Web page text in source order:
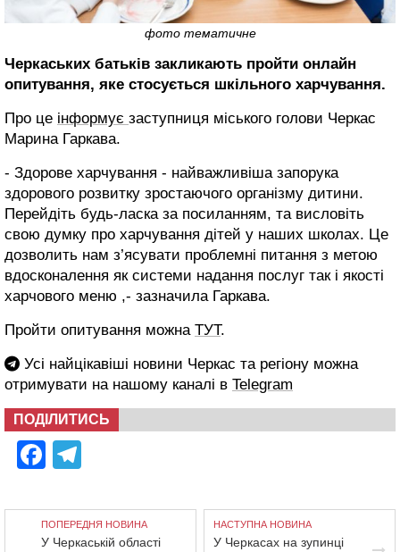
фото тематичне
Черкаських батьків закликають пройти онлайн
опитування, яке стосується шкільного харчування.
Про це інформує заступниця міського голови Черкас
Марина Гаркава.
- Здорове харчування - найважливіша запорука
здорового розвитку зростаючого організму дитини.
Перейдіть будь-ласка за посиланням, та висловіть
свою думку про харчування дітей у наших школах. Це
дозволить нам з’ясувати проблемні питання з метою
вдосконалення як системи надання послуг так і якості
харчового меню ,- зазначила Гаркава.
Пройти опитування можна ТУТ.
Усі найцікавіші новини Черкас та регіону можна
отримувати на нашому каналі в Telegram
ПОДІЛИТИСЬ
Facebook
ПОПЕРЕДНЯ НОВИНА
У Черкаській області
НАСТУПНА НОВИНА
У Черкасах на зупинці